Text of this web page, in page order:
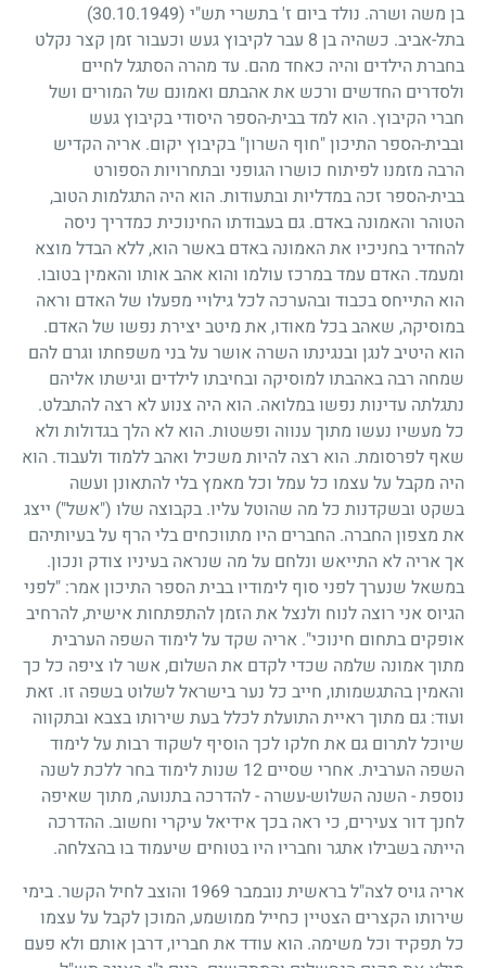
בן משה ושרה. נולד ביום ז' בתשרי תש"י (30.10.1949)
בתל-אביב. כשהיה בן 8 עבר לקיבוץ געש וכעבור זמן קצר נקלט
בחברת הילדים והיה כאחד מהם. עד מהרה הסתגל לחיים
ולסדרים החדשים ורכש את אהבתם ואמונם של המורים ושל
חברי הקיבוץ. הוא למד בבית-הספר היסודי בקיבוץ געש
ובבית-הספר התיכון "חוף השרון" בקיבוץ יקום. אריה הקדיש
הרבה מזמנו לפיתוח כושרו הגופני ובתחרויות הספורט
בבית-הספר זכה במדליות ובתעודות. הוא היה התגלמות הטוב,
הטוהר והאמונה באדם. גם בעבודתו החינוכית כמדריך ניסה
להחדיר בחניכיו את האמונה באדם באשר הוא, ללא הבדל מוצא
ומעמד. האדם עמד במרכז עולמו והוא אהב אותו והאמין בטובו.
הוא התייחס בכבוד ובהערכה לכל גילויי מפעלו של האדם וראה
במוסיקה, שאהב בכל מאודו, את מיטב יצירת נפשו של האדם.
הוא היטיב לנגן ובנגינתו השרה אושר על בני משפחתו וגרם להם
שמחה רבה באהבתו למוסיקה ובחיבתו לילדים וגישתו אליהם
נתגלתה עדינות נפשו במלואה. הוא היה צנוע לא רצה להתבלט.
כל מעשיו נעשו מתוך ענווה ופשטות. הוא לא הלך בגדולות ולא
שאף לפרסומת. הוא רצה להיות משכיל ואהב ללמוד ולעבוד. הוא
היה מקבל על עצמו כל עמל וכל מאמץ בלי להתאונן ועשה
בשקט ובשקדנות כל מה שהוטל עליו. בקבוצה שלו ("אשל") ייצג
את מצפון החברה. החברים היו מתווכחים בלי הרף על בעיותיהם
אך אריה לא התייאש ונלחם על מה שנראה בעיניו צודק ונכון.
במשאל שנערך לפני סוף לימודיו בבית הספר התיכון אמר: "לפני
הגיוס אני רוצה לנוח ולנצל את הזמן להתפתחות אישית, להרחיב
אופקים בתחום חינוכי". אריה שקד על לימוד השפה הערבית
מתוך אמונה שלמה שכדי לקדם את השלום, אשר לו ציפה כל כך
והאמין בהתגשמותו, חייב כל נער בישראל לשלוט בשפה זו. זאת
ועוד: גם מתוך ראיית התועלת לכלל בעת שירותו בצבא ובתקווה
שיוכל לתרום גם את חלקו לכך הוסיף לשקוד רבות על לימוד
השפה הערבית. אחרי שסיים 12 שנות לימוד בחר ללכת לשנה
נוספת - השנה השלוש-עשרה - להדרכה בתנועה, מתוך שאיפה
לחנך דור צעירים, כי ראה בכך אידיאל עיקרי וחשוב. ההדרכה
הייתה בשבילו אתגר וחבריו היו בטוחים שיעמוד בו בהצלחה.
אריה גויס לצה"ל בראשית נובמבר 1969 והוצב לחיל הקשר. בימי
שירותו הקצרים הצטיין כחייל ממושמע, המוכן לקבל על עצמו
כל תפקיד וכל משימה. הוא עודד את חבריו, דרבן אותם ולא פעם